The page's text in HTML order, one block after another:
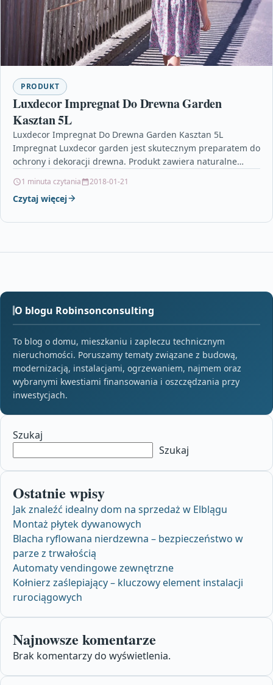
PRODUKT
Luxdecor Impregnat Do Drewna Garden
Kasztan 5L
Luxdecor Impregnat Do Drewna Garden Kasztan 5L
Impregnat Luxdecor garden jest skutecznym preparatem do
ochrony i dekoracji drewna. Produkt zawiera naturalne
1 minuta czytania 2018-01-21
Czytaj więcej
O blogu Robinsonconsulting
To blog o domu, mieszkaniu i zapleczu technicznym
nieruchomości. Poruszamy tematy związane z budową,
modernizacją, instalacjami, ogrzewaniem, najmem oraz
wybranymi kwestiami finansowania i oszczędzania przy
inwestycjach.
Szukaj
Szukaj
Ostatnie wpisy
Jak znaleźć idealny dom na sprzedaż w Elblągu
Montaż płytek dywanowych
Blacha ryflowana nierdzewna – bezpieczeństwo w
parze z trwałością
Automaty vendingowe zewnętrzne
Kołnierz zaślepiający – kluczowy element instalacji
rurociągowych
Najnowsze komentarze
Brak komentarzy do wyświetlenia.